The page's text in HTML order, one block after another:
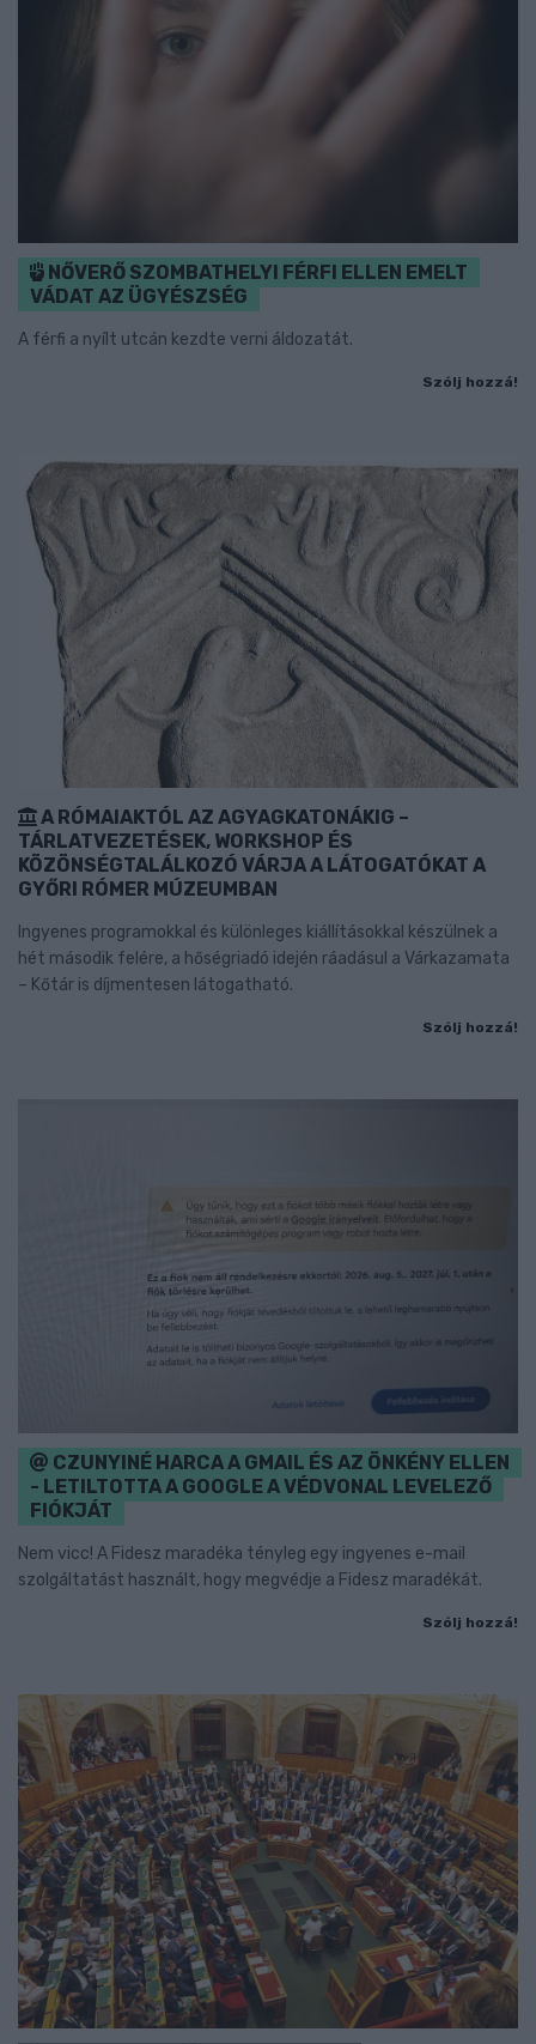
NŐVERŐ SZOMBATHELYI FÉRFI ELLEN EMELT
VÁDAT AZ ÜGYÉSZSÉG
A férfi a nyílt utcán kezdte verni áldozatát.
Szólj hozzá!
A RÓMAIAKTÓL AZ AGYAGKATONÁKIG –
TÁRLATVEZETÉSEK, WORKSHOP ÉS
KÖZÖNSÉGTALÁLKOZÓ VÁRJA A LÁTOGATÓKAT A
GYŐRI RÓMER MÚZEUMBAN
Ingyenes programokkal és különleges kiállításokkal készülnek a
hét második felére, a hőségriadó idején ráadásul a Várkazamata
– Kőtár is díjmentesen látogatható.
Szólj hozzá!
CZUNYINÉ HARCA A GMAIL ÉS AZ ÖNKÉNY ELLEN
- LETILTOTTA A GOOGLE A VÉDVONAL LEVELEZŐ
FIÓKJÁT
Nem vicc! A Fidesz maradéka tényleg egy ingyenes e-mail
szolgáltatást használt, hogy megvédje a Fidesz maradékát.
Szólj hozzá!